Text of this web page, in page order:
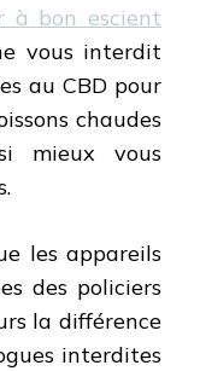
à bon escient
vous interdit
au CBD pour
chaudes
mieux vous
les appareils
des policiers
la différence
interdites